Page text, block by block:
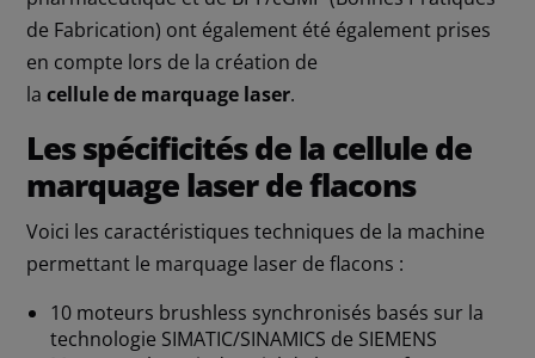
de Fabrication) ont également été également prises
en compte lors de la création de
lacellule de marquage laser.
Les spécificités de la cellule de
marquage laser de flacons
Voici les caractéristiques techniques de la machine
permettant le marquage laser de flacons :
10 moteurs brushless synchronisés basés sur la
technologie SIMATIC/SINAMICS de SIEMENS